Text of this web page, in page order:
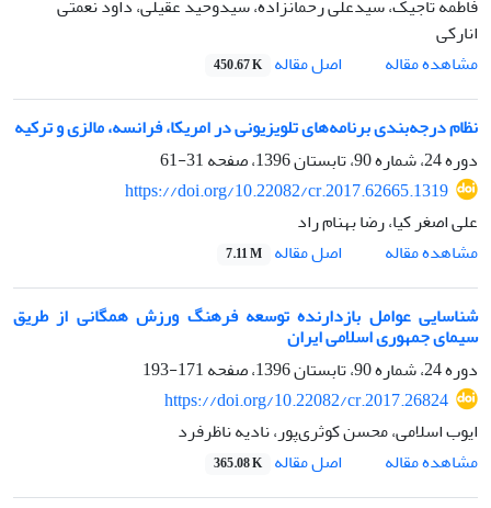
انارکی
مشاهده مقاله
اصل مقاله 450.67 K
نظام درجه‌بندی برنامه‌های تلویزیونی در امریکا، فرانسه، مالزی و ترکیه
دوره 24، شماره 90، تابستان 1396، صفحه
31-61
https://doi.org/10.22082/cr.2017.62665.1319
علی اصغر کیا، رضا بهنام راد
مشاهده مقاله
اصل مقاله 7.11 M
شناسایی عوامل بازدارنده توسعه فرهنگ ورزش همگانی از طریق
سیمای جمهوری اسلامی ایران
دوره 24، شماره 90، تابستان 1396، صفحه
171-193
https://doi.org/10.22082/cr.2017.26824
ایوب اسلامی، محسن کوثری‌پور، نادیه ناظرفرد
مشاهده مقاله
اصل مقاله 365.08 K